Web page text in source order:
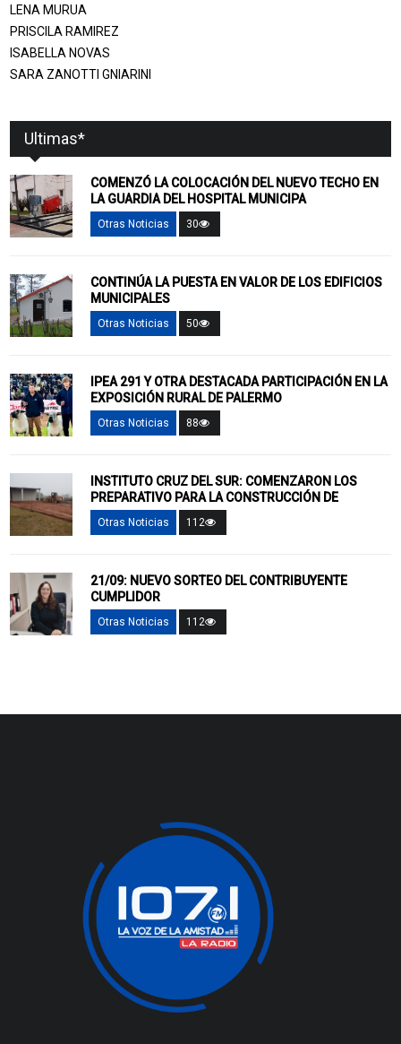
LENA MURUA
PRISCILA RAMIREZ
ISABELLA NOVAS
SARA ZANOTTI GNIARINI
Ultimas*
COMENZÓ LA COLOCACIÓN DEL NUEVO TECHO EN
LA GUARDIA DEL HOSPITAL MUNICIPA
Otras Noticias 30
CONTINÚA LA PUESTA EN VALOR DE LOS EDIFICIOS
MUNICIPALES
Otras Noticias 50
IPEA 291 Y OTRA DESTACADA PARTICIPACIÓN EN LA
EXPOSICIÓN RURAL DE PALERMO
Otras Noticias 88
INSTITUTO CRUZ DEL SUR: COMENZARON LOS
PREPARATIVO PARA LA CONSTRUCCIÓN DE
Otras Noticias 112
21/09: NUEVO SORTEO DEL CONTRIBUYENTE
CUMPLIDOR
Otras Noticias 112